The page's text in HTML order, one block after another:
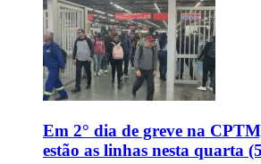
Em 2° dia de greve na
estão as linhas nesta quarta